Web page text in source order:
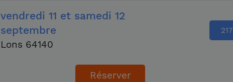
vendredi 11 et samedi 12
septembre
Lons 64140
217
Réserver